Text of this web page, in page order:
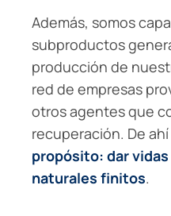
Además, somos
subproductos
producción de
red de empresas
otros agentes que
recuperación. De
propósito: dar
naturales finitos.